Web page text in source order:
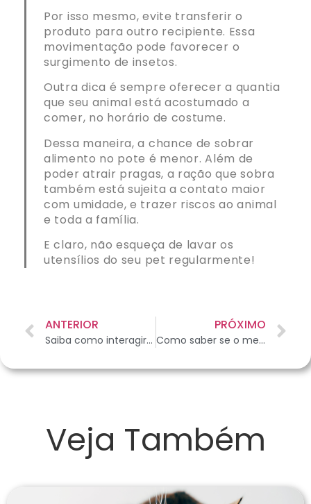
Por isso mesmo, evite transferir o
produto para outro recipiente. Essa
movimentação pode favorecer o
surgimento de insetos.
Outra dica é sempre oferecer a quantia
que seu animal está acostumado a
comer, no horário de costume.
Dessa maneira, a chance de sobrar
alimento no pote é menor. Além de
poder atrair pragas, a ração que sobra
também está sujeita a contato maior
com umidade, e trazer riscos ao animal
e toda a família.
E claro, não esqueça de lavar os
utensílios do seu pet regularmente!
ANTERIOR
Saiba como interagir e brincar com seu coelho de estimação
PRÓXIMO
Como saber se o meu pitbull está em um bom ambiente?
Veja Também